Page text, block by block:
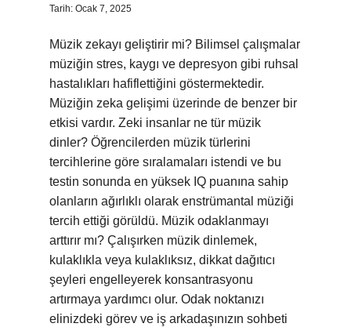
Tarih: Ocak 7, 2025
Müzik zekayı geliştirir mi? Bilimsel çalışmalar
müziğin stres, kaygı ve depresyon gibi ruhsal
hastalıkları hafiflettiğini göstermektedir.
Müziğin zeka gelişimi üzerinde de benzer bir
etkisi vardır. Zeki insanlar ne tür müzik
dinler? Öğrencilerden müzik türlerini
tercihlerine göre sıralamaları istendi ve bu
testin sonunda en yüksek IQ puanına sahip
olanların ağırlıklı olarak enstrümantal müziği
tercih ettiği görüldü. Müzik odaklanmayı
arttırır mı? Çalışırken müzik dinlemek,
kulaklıkla veya kulaklıksız, dikkat dağıtıcı
şeyleri engelleyerek konsantrasyonu
artırmaya yardımcı olur. Odak noktanızı
elinizdeki görev ve iş arkadaşınızın sohbeti